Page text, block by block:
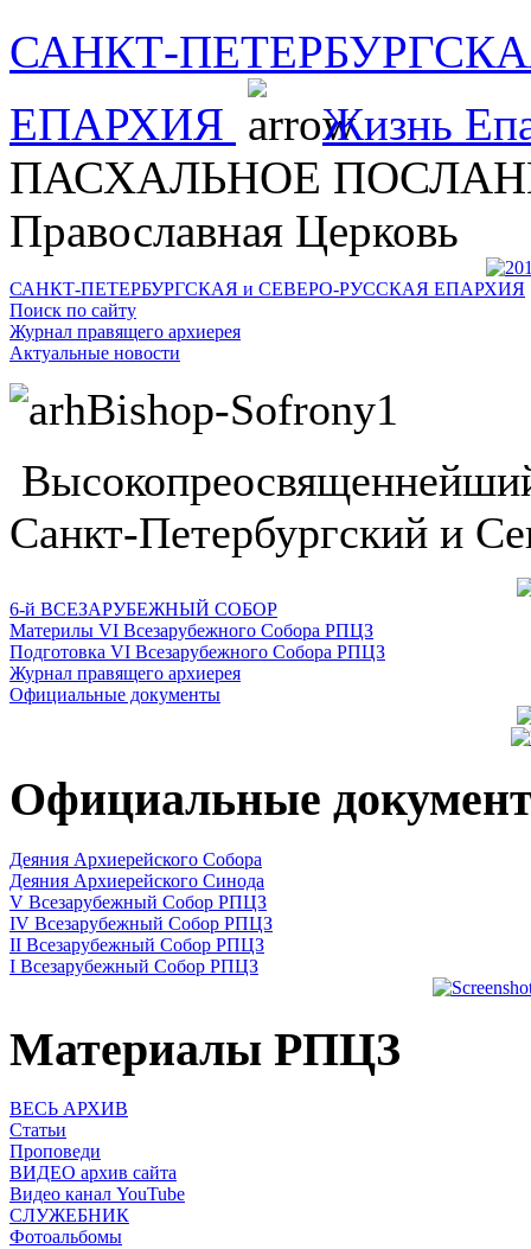
САНКТ-
ЕПАРХИЯ
Жизнь
ПАСХАЛЬНОЕ
Православная Церковь
САНКТ-ПЕТЕРБУРГСКАЯ и СЕВЕРО-РУССКАЯ ЕПАРХИЯ
Поиск по сайту
Журнал правящего архиерея
Актуальные новости
Санкт-Петербургский и
6-й ВСЕЗАРУБЕЖНЫЙ СОБОР
Материлы VI Всезарубежного Собора РПЦЗ
Подготовка VI Всезарубежного Собора РПЦЗ
Журнал правящего архиерея
Официальные документы
Официальные
Деяния Архиерейского Собора
Деяния Архиерейского Синода
V Всезарубежный Собор РПЦЗ
IV Всезарубежный Собор РПЦЗ
II Всезарубежный Собор РПЦЗ
I Всезарубежный Собор РПЦЗ
Материалы РПЦЗ
ВЕСЬ АРХИВ
Статьи
Проповеди
ВИДЕО архив сайта
Видео канал YouTube
СЛУЖЕБНИК
Фотоальбомы